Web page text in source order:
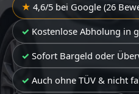
4,6/5 bei Google (26
Kostenlose Abholung in
Sofort Bargeld oder
Auch ohne TÜV & nicht